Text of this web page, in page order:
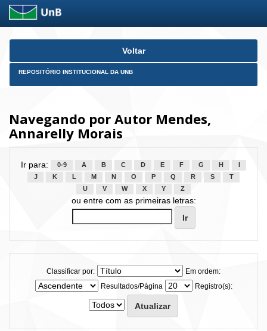
Skip
Voltar
REPOSITÓRIO INSTITUCIONAL DA UNB
Navegando por Autor Mendes,
Annarelly Morais
Ir para: 0-9 A B C D E F G H
J
K L M N O P Q R S
T
U
V W X Y Z
ou entre com as primeiras letras:
Classificar por:
Em ordem:
Resultados/Página
Registro(s):